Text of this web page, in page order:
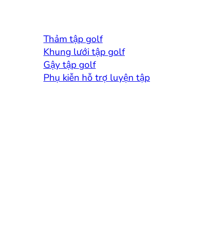
Thảm tập golf
Khung lưới tập golf
Gậy tập golf
Phụ kiễn hỗ trợ luyện tập